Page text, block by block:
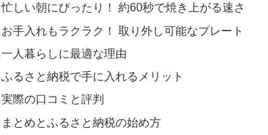
忙しい朝にぴったり！ 約60秒で焼き上がる速さ
お手入れもラクラク！ 取り外し可能なプレート
一人暮らしに最適な理由
ふるさと納税で手に入れるメリット
実際の口コミと評判
まとめとふるさと納税の始め方